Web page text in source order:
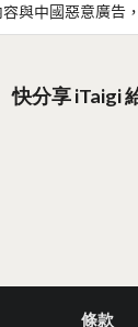
與中國惡意廣告
快分享 iTaigi
條款